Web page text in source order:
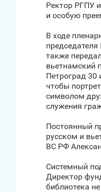
Ректор РГПУ
и особую
В ходе
также
вьетнамский
Петроград 30
чтобы
символом
служения
Постоянный
русском и
ВС РФ
Системный
Директор
библиотека